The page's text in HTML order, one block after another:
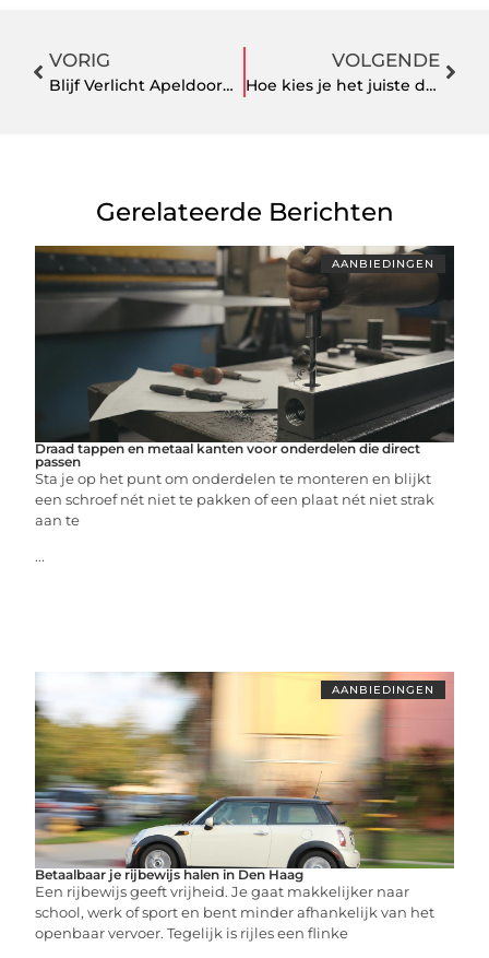
VORIG
Blijf Verlicht Apeldoorn! Wat te Doen bij een Stroomstoring
VOLGENDE
Hoe kies je het juiste deurbeslag voor jouw huis?
Gerelateerde Berichten
AANBIEDINGEN
Draad tappen en metaal kanten voor onderdelen die direct
passen
Sta je op het punt om onderdelen te monteren en blijkt
een schroef nét niet te pakken of een plaat nét niet strak
aan te
...
AANBIEDINGEN
Betaalbaar je rijbewijs halen in Den Haag
Een rijbewijs geeft vrijheid. Je gaat makkelijker naar
school, werk of sport en bent minder afhankelijk van het
openbaar vervoer. Tegelijk is rijles een flinke